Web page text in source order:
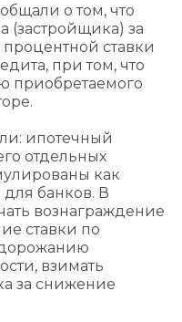
о том, что
(застройщика) за
ставки
при том, что
приобретаемого
ипотечный
отдельных
как
банков. В
вознаграждение
ставки по
взимать
за снижение